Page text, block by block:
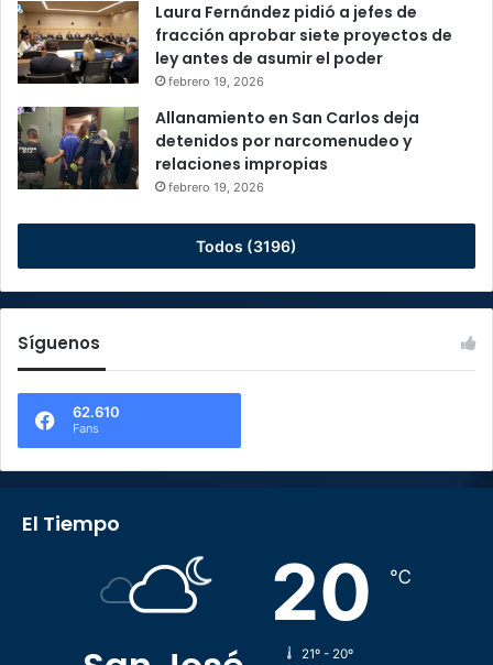
Laura Fernández pidió a jefes de
fracción aprobar siete proyectos de
ley antes de asumir el poder
febrero 19, 2026
Allanamiento en San Carlos deja
detenidos por narcomenudeo y
relaciones impropias
febrero 19, 2026
Todos (3196)
Síguenos
62.610
Fans
El Tiempo
20 ℃
21º - 20º